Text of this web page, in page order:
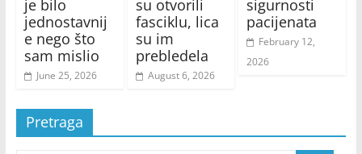
je bilo
jednostavnij
e nego što
sam mislio
June 25, 2026
su otvorili
fasciklu, lica
su im
prebledela
August 6, 2026
sigurnosti
pacijenata
February 12,
2026
Pretraga